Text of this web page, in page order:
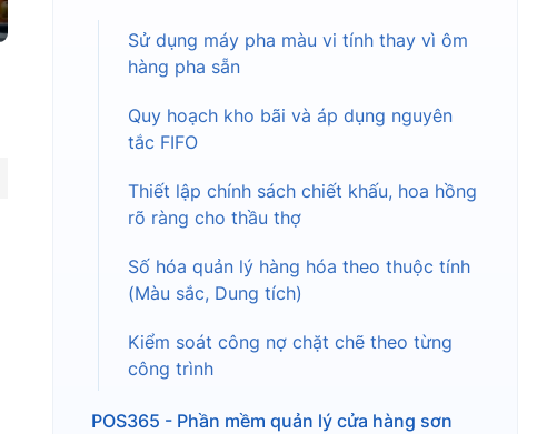
Sử dụng máy pha màu vi tính thay vì ôm
hàng pha sẵn
Quy hoạch kho bãi và áp dụng nguyên
tắc FIFO
Thiết lập chính sách chiết khấu, hoa hồng
rõ ràng cho thầu thợ
Số hóa quản lý hàng hóa theo thuộc tính
(Màu sắc, Dung tích)
Kiểm soát công nợ chặt chẽ theo từng
công trình
POS365 - Phần mềm quản lý cửa hàng sơn